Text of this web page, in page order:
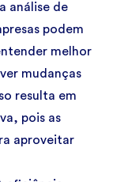
análise de
podem
melhor
mudanças
resulta em
pois as
aproveitar